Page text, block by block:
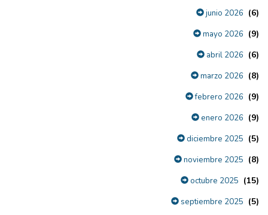
junio 2026 (6)
mayo 2026 (9)
abril 2026 (6)
marzo 2026 (8)
febrero 2026 (9)
enero 2026 (9)
diciembre 2025 (5)
noviembre 2025 (8)
octubre 2025 (15)
septiembre 2025 (5)